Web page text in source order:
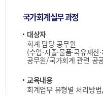
국가회계실무 과정
대상자
회계 담당 공무원
(수입·지출·물품·국유재
공무원/국가회계 관련 공
교육내용
회계업무 유형별 처리방